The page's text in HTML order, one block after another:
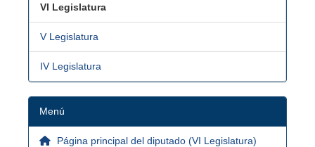
VI Legislatura
V Legislatura
IV Legislatura
Menú
Página principal del diputado (VI Legislatura)